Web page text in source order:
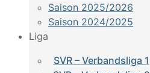
Saison 2025/2026
Saison 2024/2025
Liga
SVR – Verbandsliga 1